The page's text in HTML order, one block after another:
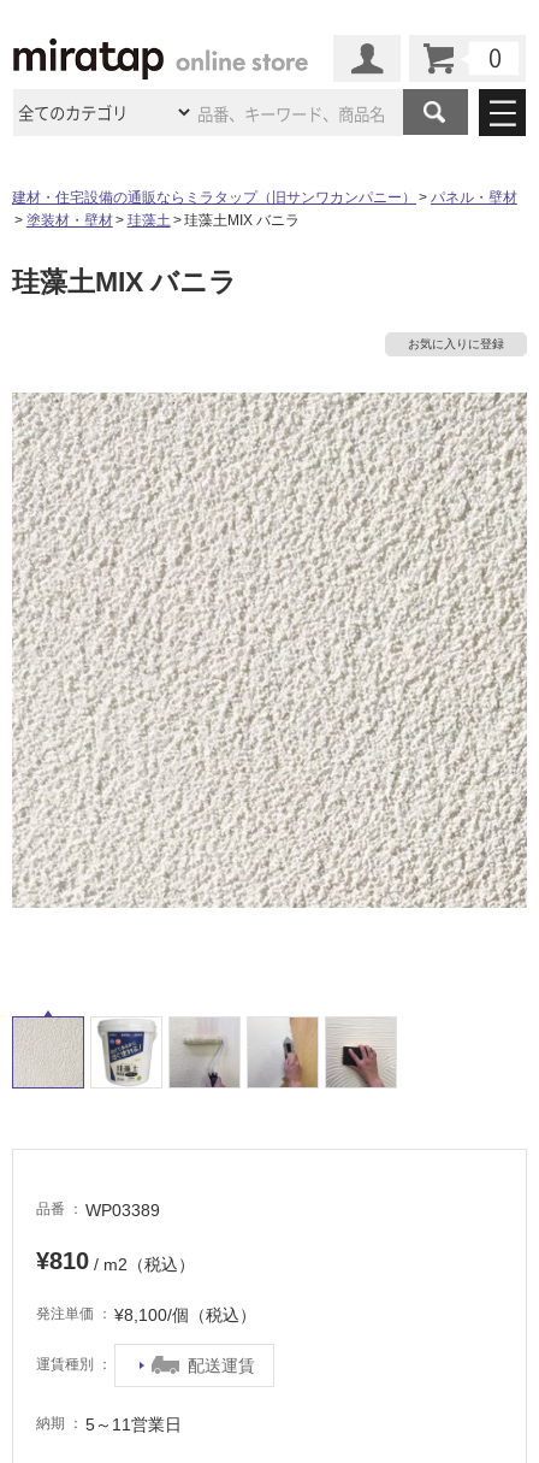
商品カテゴリ
キッチン
トイレ
扉
エクステリア（外構）
ウッドデッキ フローリング・床材
収納 インテリア・家具
照明 ペット用品
内装用建材 パネル・壁材
ロートアイアン 天然石・石材
メンテナンス・施工材 新商品
施工事例
施工事例
インタビュー
店舗・施設事例
ショールーム
ショールーム
大阪ショールーム 仙台ショールーム
名古屋ショールーム 京都ショールーム
福岡ショールーム 札幌スマートショールー
ム
横浜スマートショールー
ム
ウェルビーみのおHDC
BOX
サポート
ご利用ガイド 初めての方へ
よくある質問 お問い合わせ
修理お問い合わせ クレーム公開
説明書・図面検索 水まわり3年保証
お役立ち情報 住まいのスタイリング
アイデア
ミラタップチャンネル
オンライン相談
その他サービス
ミラタップと創る家
ASOLIE
工事会社紹介Coziコンシ
ェルジュ
自分らしい家づくり
SUVACO
最高のリノベ会社がみつ
かるリノベりす
建材・住宅設備の通販ならミラタップ（旧サンワカンパニー）
パネル・壁材
塗装材・壁材
珪藻土 珪藻土MIX バニラ
珪藻土MIX バニラ
お気に入りに登録
品番 WP03389
¥810 / m2（税込）
発注単価 ¥8,100/個（税込）
運賃種別 配送運賃
納期 5～11営業日
タ
イ
ル
屋
内
床・
屋
外
床・
浴
室
床・
駐
車
常
に
適
し
い
適
て
る
が
が